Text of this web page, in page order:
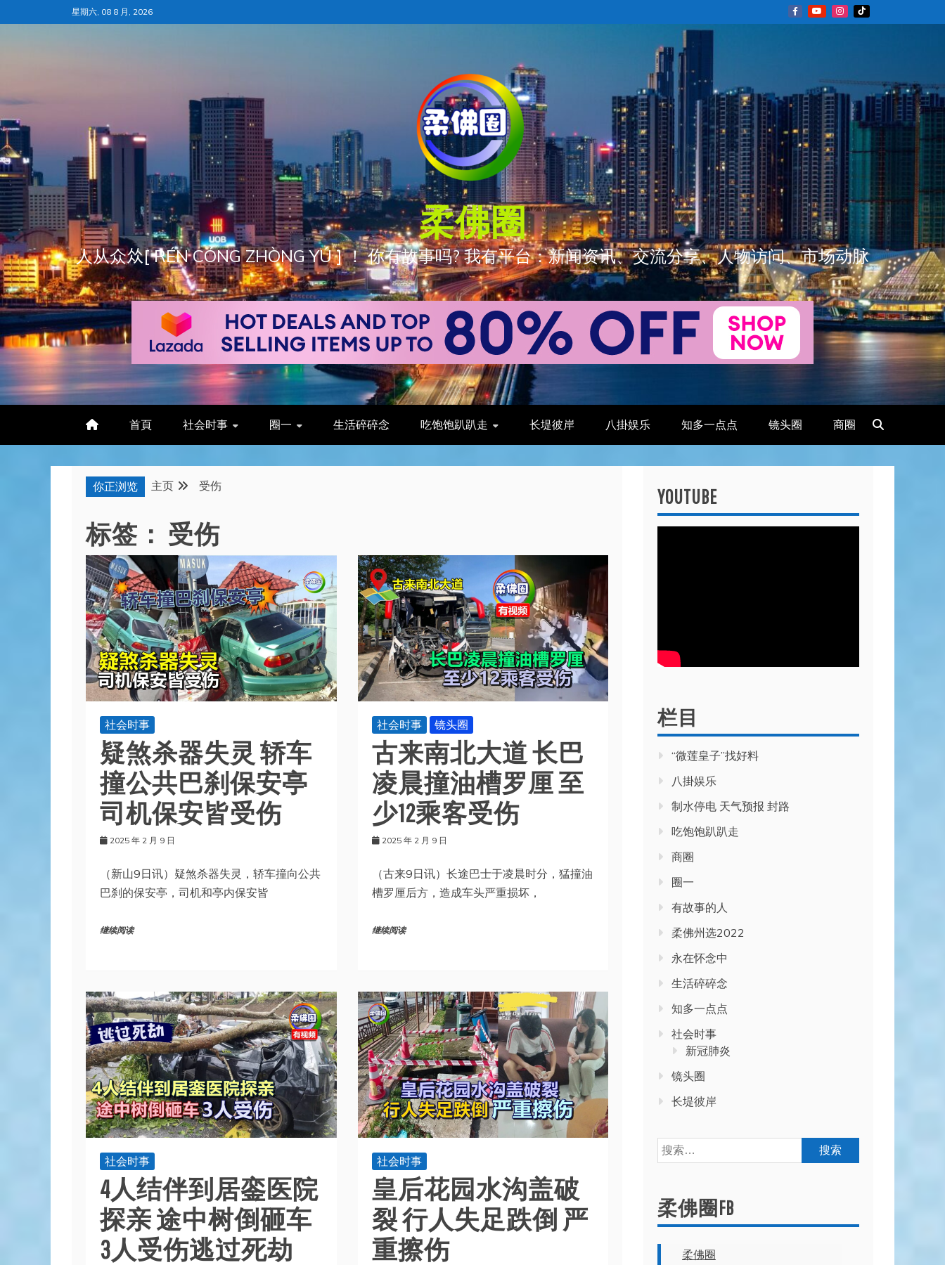
至
星期六, 08 8 月, 2026
柔佛圈
人从众𠈌[ RÉN CÓNG ZHÒNG YÚ ] ！ 你有故事吗? 我有平台：新闻资讯、交流分享、人物访问、市场动脉
首頁 社会时事 圈一 生活碎碎念 吃饱饱趴趴走 长堤彼岸 八掛娱乐 知多一点点 镜头圈 商圈
你正浏览 主页 受伤
标签： 受伤
社会时事
疑煞杀器失灵 轿车
撞公共巴刹保安亭
司机保安皆受伤
2025 年 2 月 9 日
（新山9日讯）疑煞杀器失灵，轿车撞向公共
巴刹的保安亭，司机和亭内保安皆
继续阅读
社会时事 镜头圈
古来南北大道 长巴
凌晨撞油槽罗厘 至
少12乘客受伤
2025 年 2 月 9 日
（古来9日讯）长途巴士于凌晨时分，猛撞油
槽罗厘后方，造成车头严重损坏，
继续阅读
社会时事
4人结伴到居銮医院
探亲 途中树倒砸车
3人受伤逃过死劫
社会时事
皇后花园水沟盖破
裂 行人失足跌倒 严
重擦伤
YOUTUBE
栏目
“微莲皇子”找好料
八掛娱乐
制水停电 天气预报 封路
吃饱饱趴趴走
商圈
圈一
有故事的人
柔佛州选2022
永在怀念中
生活碎碎念
知多一点点
社会时事
新冠肺炎
镜头圈
长堤彼岸
搜
索：
柔佛圈FB
柔佛圈